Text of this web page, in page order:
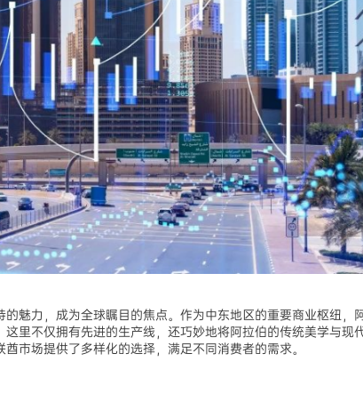
魅力，成为全球瞩目的焦点。作为中东地区的重要商业枢纽，
里不仅拥有先进的生产线，还巧妙地将阿拉伯的传统美学与现
市场提供了多样化的选择，满足不同消费者的需求。